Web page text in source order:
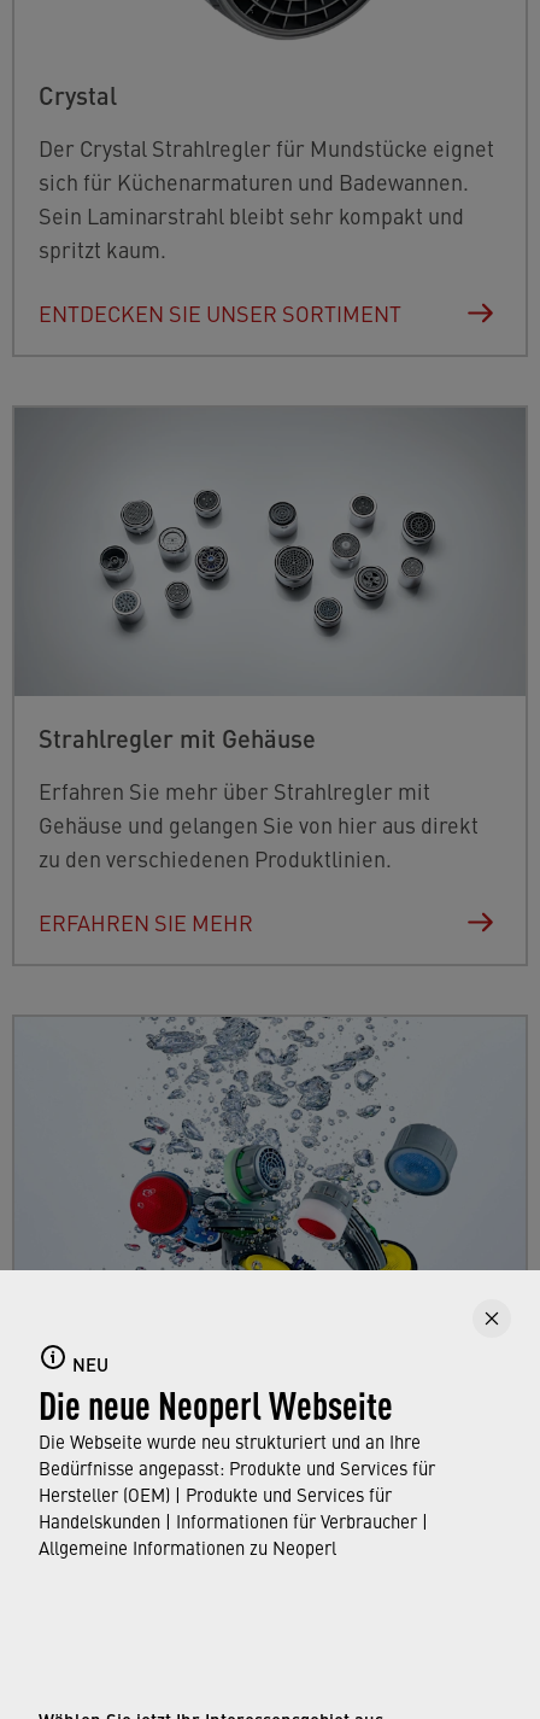
NEU
Die neue Neoperl Webseite
Die Webseite wurde neu strukturiert und an Ihre
Bedürfnisse angepasst: Produkte und Services für
Hersteller (OEM) | Produkte und Services für
Handelskunden | Informationen für Verbraucher |
Allgemeine Informationen zu Neoperl
Crystal
Der Crystal Strahlregler für Mundstücke eignet
sich für Küchenarmaturen und Badewannen.
Sein Laminarstrahl bleibt sehr kompakt und
spritzt kaum.
ENTDECKEN SIE UNSER SORTIMENT
Strahlregler mit Gehäuse
Erfahren Sie mehr über Strahlregler mit
Gehäuse und gelangen Sie von hier aus direkt
zu den verschiedenen Produktlinien.
ERFAHREN SIE MEHR
Strahlregler
Hier erfahren Sie alles über Strahlregler, ihre
Eigenschaften und Funktionen sowie die
Normen und Zulassungen, die sie erfüllen.
ERFAHREN SIE MEHR